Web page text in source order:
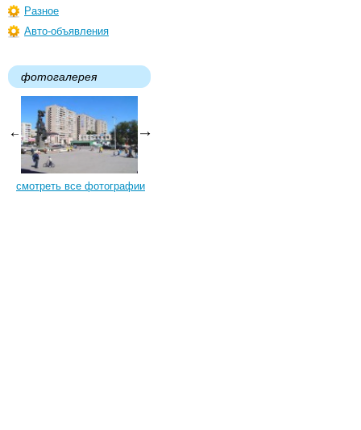
Разное
Авто-объявления
фотогалерея
смотреть все фотографии